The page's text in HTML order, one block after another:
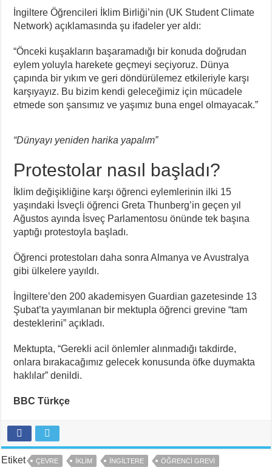
İngiltere Öğrencileri İklim Birliği’nin (UK Student Climate
Network) açıklamasında şu ifadeler yer aldı:
“Önceki kuşakların başaramadığı bir konuda doğrudan
eylem yoluyla harekete geçmeyi seçiyoruz. Dünya
çapında bir yıkım ve geri döndürülemez etkileriyle karşı
karşıyayız. Bu bizim kendi geleceğimiz için mücadele
etmede son şansımız ve yaşımız buna engel olmayacak.”
“Dünyayı yeniden harika yapalım”
Protestolar nasıl başladı?
İklim değişikliğine karşı öğrenci eylemlerinin ilki 15
yaşındaki İsveçli öğrenci Greta Thunberg’in geçen yıl
Ağustos ayında İsveç Parlamentosu önünde tek başına
yaptığı protestoyla başladı.
Öğrenci protestoları daha sonra Almanya ve Avustralya
gibi ülkelere yayıldı.
İngiltere’den 200 akademisyen Guardian gazetesinde 13
Şubat’ta yayımlanan bir mektupla öğrenci grevine “tam
desteklerini” açıkladı.
Mektupta, “Gerekli acil önlemler alınmadığı takdirde,
onlara bırakacağımız gelecek konusunda öfke duymakta
haklılar” denildi.
BBC Türkçe
Etiket ÇEVRE IKLIM INGILTERE ÖĞRENCI GREVI